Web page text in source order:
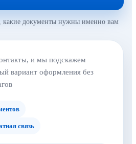
какие документы нужны именно вам
и мы подскажем
вариант оформления без
связь